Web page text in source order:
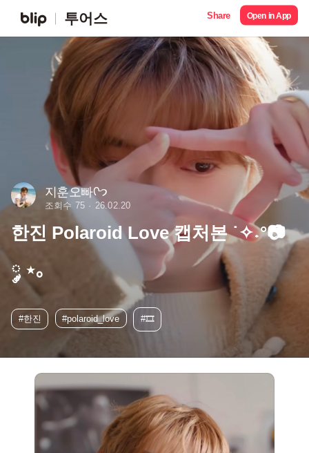
투어스 Share Open in App
지훈오빠ᢉ𐭩
조회수 75 26.02.20
한진 Polaroid Love 캡처본 ˙✧˖°📷
༘ ⋆｡
#한진 #polaroid_love #🎞️